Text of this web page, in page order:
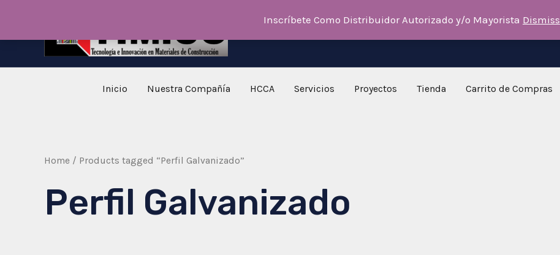
Inicio Nuestra Compañía HCCA Servicios Proyectos Tienda Carrito de Compras
Home / Products tagged “Perfil Galvanizado”
Perfil Galvanizado
Inscríbete Como Distribuidor Autorizado y/o Mayorista Dismiss